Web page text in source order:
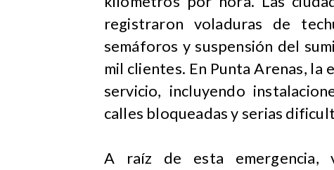
registraron voladuras de
semáforos y suspensión del
mil clientes. En Punta Arenas, la
servicio, incluyendo
calles bloqueadas y serias
A raíz de esta emergencia,